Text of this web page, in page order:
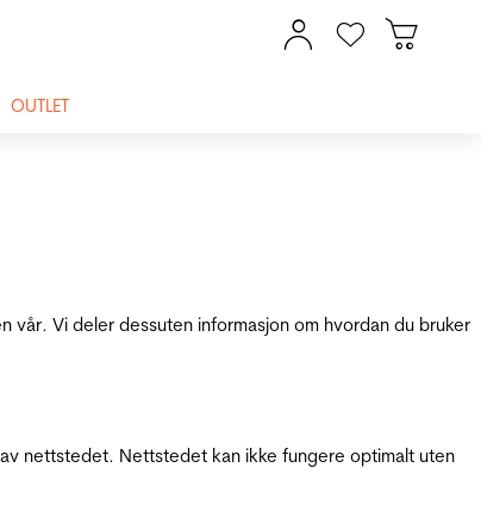
vår. Vi deler dessuten informasjon om hvordan du bruker
nettstedet. Nettstedet kan ikke fungere optimalt uten
OUTLET